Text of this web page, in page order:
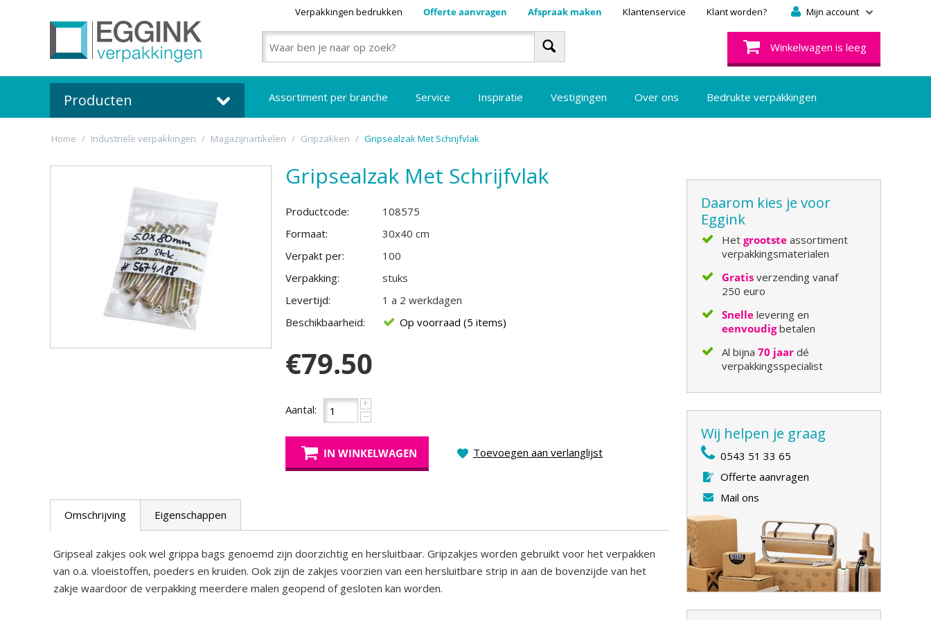
Mijn account
Verpakkingen bedrukken Offerte aanvragen Afspraak maken Klantenservice Klant worden?
Winkelwagen is leeg
Producten Assortiment per branche Service Inspiratie Vestigingen Over ons Bedrukte verpakkingen
Home / Industriële verpakkingen / Magazijnartikelen / Gripzakken / Gripsealzak Met Schrijfvlak
Gripsealzak Met Schrijfvlak
Productcode:
108575
Formaat:
30x40 cm
Verpakt per:
100
Verpakking:
stuks
Levertijd:
1 a 2 werkdagen
Beschikbaarheid:
Op voorraad (5 items)
€79.50
Aantal:
+
−
IN WINKELWAGEN Toevoegen aan verlanglijst
Omschrijving Eigenschappen
Gripseal zakjes ook wel grippa bags genoemd zijn doorzichtig en hersluitbaar. Gripzakjes worden gebruikt voor het verpakken
van o.a. vloeistoffen, poeders en kruiden. Ook zijn de zakjes voorzien van een hersluitbare strip in aan de bovenzijde van het
zakje waardoor de verpakking meerdere malen geopend of gesloten kan worden.
Daarom kies je voor
Eggink
Hetgrootste assortiment
verpakkingsmaterialen
Gratis verzending vanaf
250 euro
Snelle levering en
eenvoudigbetalen
Al bijna70 jaar dé
verpakkingsspecialist
Wij helpen je graag
0543 51 33 65
Offerte aanvragen
Mail ons